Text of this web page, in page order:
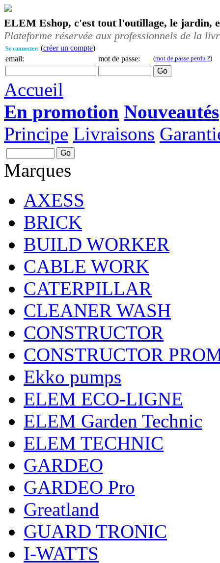
ELEM Eshop, c'est tout l'outillage, le jardin,
Plateforme réservée aux professionnels de la
Se connecter: (créer un compte)
email:
mot de passe: (mot de passe perdu ?)
Accueil
En promotion Nouveautés
Principe Livraisons
Marques
AXESS
BRICK
BUILD WORKER
CABLE WORK
CATERPILLAR
CLEANER WASH
CONSTRUCTOR
CONSTRUCTOR
Ekko pumps
ELEM ECO-LIGNE
ELEM Garden Technic
ELEM TECHNIC
GARDEO
GARDEO Pro
Greatland
GUARD TRONIC
I-WATTS